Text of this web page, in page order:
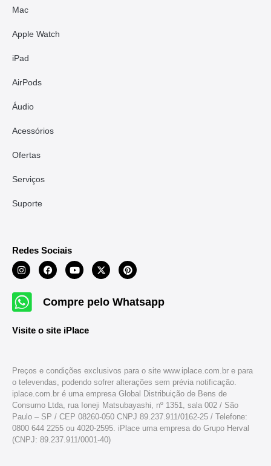
Mac
Apple Watch
iPad
AirPods
Áudio
Acessórios
Ofertas
Serviços
Suporte
Redes Sociais
Compre pelo Whatsapp
Visite o site iPlace
Preços e condições exclusivos para o site www.iplace.com.br e para
o televendas, podendo sofrer alterações sem prévia notificação.
iplace.com.br é uma empresa Global Distribuição de Bens de
Consumo Ltda, rua Ioneji Matsubayashi, nº 1351, sala 002 / São
Paulo – SP / CEP 08260-050 CNPJ 89.237.911/0162-25 / Telefone:
0800 644 2255 ou 4020-2595. iPlace uma empresa do Grupo Herval
(CNPJ: 89.237.911/0001-40)